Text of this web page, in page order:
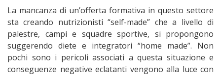
La mancanza di un’offerta formativa in questo settore
sta creando nutrizionisti “self-made” che a livello di
palestre, campi e squadre sportive, si propongono
suggerendo diete e integratori “home made”. Non
pochi sono i pericoli associati a questa situazione e
conseguenze negative eclatanti vengono alla luce con